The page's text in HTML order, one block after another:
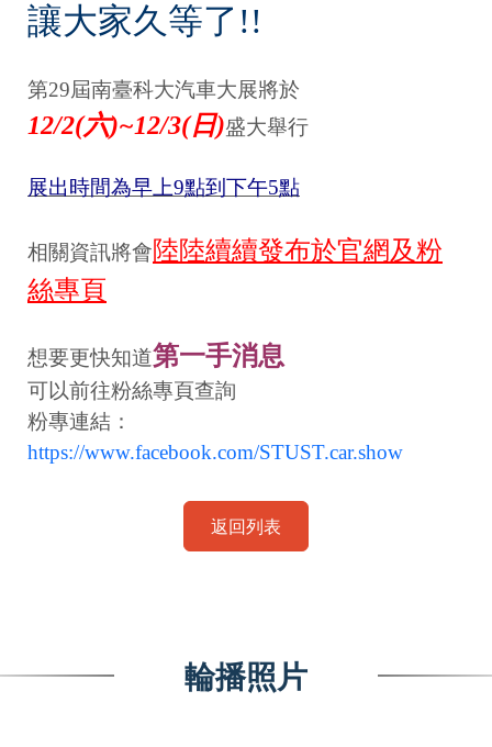
讓大家久等了!!
第29屆南臺科大汽車大展將於
12/2(六)~12/3(日)盛大舉行
展出時間為早上9點到下午5點
相關資訊將會陸陸續續發布於官網及粉
絲專頁
想要更快知道第一手消息
可以前往粉絲專頁查詢
粉專連結：
https://www.facebook.com/STUST.car.show
返回列表
輪播照片